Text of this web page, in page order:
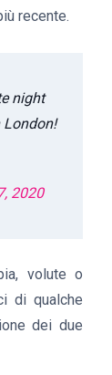
recente.
night
London!
2020
volute o
di qualche
dei due